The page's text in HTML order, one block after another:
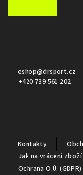
eshop@drsport.cz
+420 739 561 202
Kontakty
Jak na vrácení zboží
Ochrana O.Ú. (GDPR)